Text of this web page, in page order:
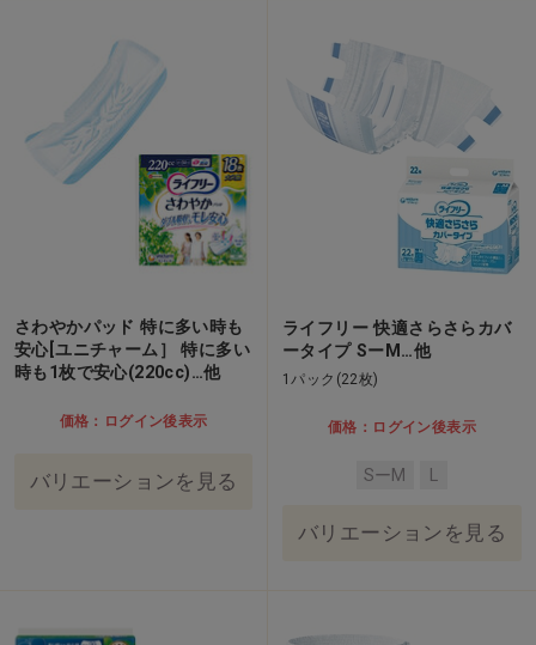
さわやかパッド 特に多い時も
安心[ユニチャーム］ 特に多い
時も1枚で安心(220cc)…他
価格：ログイン後表示
バリエーションを見る
ライフリー 快適さらさらカバ
ータイプ SーM…他
1パック(22枚)
価格：ログイン後表示
SーM
バリエーションを見る